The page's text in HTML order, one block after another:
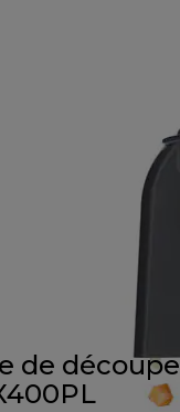
de découpe